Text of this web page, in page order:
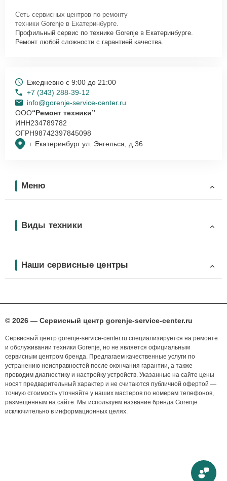
Сеть сервисных центров по ремонту
техники Gorenje в Екатеринбурге.
Профильный сервис по технике Gorenje в Екатеринбурге.
Ремонт любой сложности с гарантией качества.
г. Екатеринбург ул. Энгельса, д.36
Ежедневно с 9:00 до 21:00
+7 (343) 288-39-12
info@gorenje-service-center.ru
ООО“Ремонт техники”
ИНН234789782
ОГРН98742397845098
Меню
Виды техники
Наши сервисные центры
© 2026 — Сервисный центр gorenje-service-center.ru
Сервисный центр gorenje-service-center.ru специализируется на ремонте
и обслуживании техники Gorenje, но не является официальным
сервисным центром бренда. Предлагаем качественные услуги по
устранению неисправностей после окончания гарантии, а также
проводим диагностику и настройку устройств. Указанные на сайте цены
носят предварительный характер и не считаются публичной офертой —
точную стоимость уточняйте у наших мастеров по номерам телефонов,
размещённым на сайте. Мы используем название бренда Gorenje
исключительно в информационных целях.